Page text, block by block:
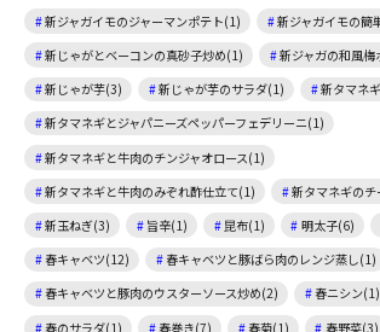
新ジャガイモのジャーマンポテト(1)
新ジャガイモの簡
新じゃがとベーコンの真砂子炒め(1)
新ジャガの和風梅
新じゃが芋(3)
新じゃが芋のサラダ(1)
新タマネ
新タマネギとジャパニーズペッパーフェデリーニ(1)
新タマネギと牛肉のチンジャオロース(1)
新タマネギと牛肉のみぞれ酢仕立て(1)
新タマネギの
新玉ねぎ(3)
旨辛(1) 昆布(1) 明太子(6)
春キャベツ(12)
春キャベツと豚ばら肉のレンジ蒸し(1)
春キャベツと豚肉のウスターソース炒め(2)
春ニシン(1)
春のサラダ(1)
春巻き(7) 春菊(1) 春野菜(3)